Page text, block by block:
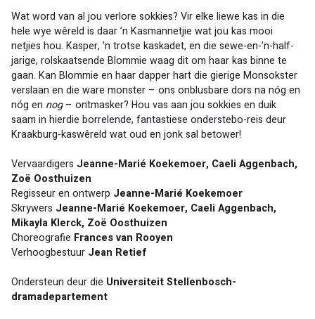
Wat word van al jou verlore sokkies? Vir elke liewe kas in die
hele wye wêreld is daar ’n Kasmannetjie wat jou kas mooi
netjies hou. Kasper, ’n trotse kaskadet, en die sewe-en-’n-half-
jarige, rolskaatsende Blommie waag dit om haar kas binne te
gaan. Kan Blommie en haar dapper hart die gierige Monsokster
verslaan en die ware monster – ons onblusbare dors na nóg en
nóg en nog – ontmasker? Hou vas aan jou sokkies en duik
saam in hierdie borrelende, fantastiese onderstebo-reis deur
Kraakburg-kaswêreld wat oud en jonk sal betower!
Vervaardigers Jeanne-Marié Koekemoer, Caeli Aggenbach,
Zoë Oosthuizen
Regisseur en ontwerp Jeanne-Marié Koekemoer
Skrywers Jeanne-Marié Koekemoer, Caeli Aggenbach,
Mikayla Klerck, Zoë Oosthuizen
Choreografie Frances van Rooyen
Verhoogbestuur Jean Retief
Ondersteun deur die Universiteit Stellenbosch-
dramadepartement